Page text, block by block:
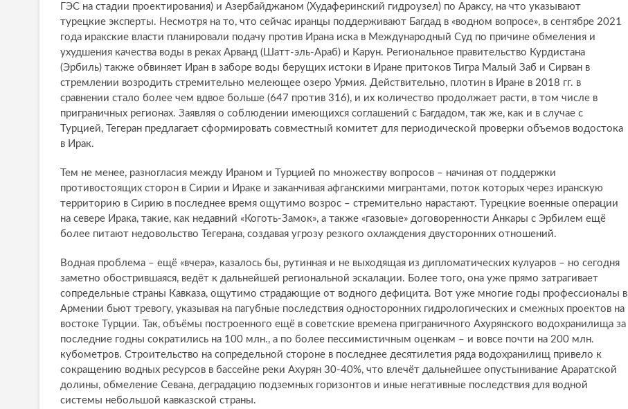
ГЭС на стадии проектирования) и Азербайджаном (Худаферинский гидроузел) по Араксу, на что указывают
турецкие эксперты. Несмотря на то, что сейчас иранцы поддерживают Багдад в «водном вопросе», в сентябре 2021
года иракские власти планировали подачу против Ирана иска в Международный Суд по причине обмеления и
ухудшения качества воды в реках Арванд (Шатт-эль-Араб) и Карун. Региональное правительство Курдистана
(Эрбиль) также обвиняет Иран в заборе воды берущих истоки в Иране притоков Тигра Малый Заб и Сирван в
стремлении возродить стремительно мелеющее озеро Урмия. Действительно, плотин в Иране в 2018 гг. в
сравнении стало более чем вдвое больше (647 против 316), и их количество продолжает расти, в том числе в
приграничных регионах. Заявляя о соблюдении имеющихся соглашений с Багдадом, так же, как и в случае с
Турцией, Тегеран предлагает сформировать совместный комитет для периодической проверки объемов водостока
в Ирак.
Тем не менее, разногласия между Ираном и Турцией по множеству вопросов – начиная от поддержки
противостоящих сторон в Сирии и Ираке и заканчивая афганскими мигрантами, поток которых через иранскую
территорию в Сирию в последнее время ощутимо возрос – стремительно нарастают. Турецкие военные операции
на севере Ирака, такие, как недавний «Коготь-Замок», а также «газовые» договоренности Анкары с Эрбилем ещё
более питают недовольство Тегерана, создавая угрозу резкого охлаждения двусторонних отношений.
Водная проблема – ещё «вчера», казалось бы, рутинная и не выходящая из дипломатических кулуаров – но сегодня
заметно обострившаяся, ведёт к дальнейшей региональной эскалации. Более того, она уже прямо затрагивает
сопредельные страны Кавказа, ощутимо страдающие от водного дефицита. Вот уже многие годы профессионалы в
Армении бьют тревогу, указывая на пагубные последствия односторонних гидрологических и смежных проектов на
востоке Турции. Так, объёмы построенного ещё в советские времена приграничного Ахурянского водохранилища за
последние годны сократились на 100 млн., а по более пессимистичным оценкам – и вовсе почти на 200 млн.
кубометров. Строительство на сопредельной стороне в последнее десятилетия ряда водохранилищ привело к
сокращению водных ресурсов в бассейне реки Ахурян 30-40%, что влечёт дальнейшее опустынивание Араратской
долины, обмеление Севана, деградацию подземных горизонтов и иные негативные последствия для водной
системы небольшой кавказской страны.